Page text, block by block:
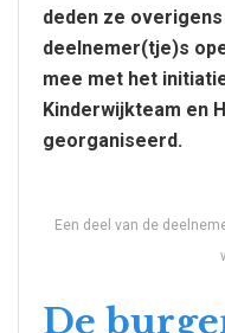
deden ze overigens
deelnemer(tje)s
mee met het
Kinderwijkteam en
georganiseerd.
Een deel van de
De